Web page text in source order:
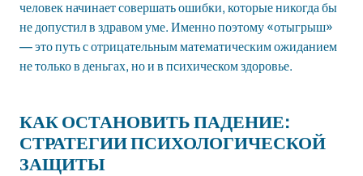
человек начинает совершать ошибки, которые никогда бы
не допустил в здравом уме. Именно поэтому «отыгрыш»
— это путь с отрицательным математическим ожиданием
не только в деньгах, но и в психическом здоровье.
КАК ОСТАНОВИТЬ ПАДЕНИЕ:
СТРАТЕГИИ ПСИХОЛОГИЧЕСКОЙ
ЗАЩИТЫ